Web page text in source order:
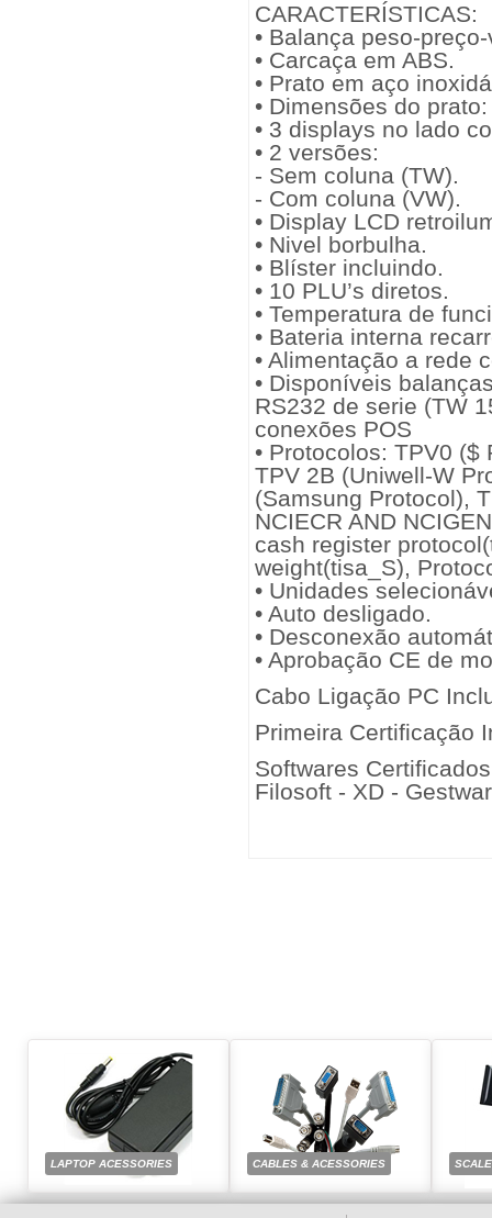
CARACTERÍSTICAS:
• Balança peso-
• Carcaça em ABS.
• Prato em aço
• Dimensões do
• 3 displays no lado
• 2 versões:
- Sem coluna (TW).
- Com coluna (VW).
• Display LCD
• Nivel borbulha.
• Blíster incluindo.
• 10 PLU’s diretos.
• Temperatura de
• Bateria interna
• Alimentação a rede
• Disponíveis
RS232 de serie (TW
conexões POS
• Protocolos: TPV0
TPV 2B (Uniwell-W
(Samsung Protocol),
NCIECR AND
cash register
weight(tisa_S),
• Unidades
• Auto desligado.
• Desconexão
• Aprobação CE de
Cabo Ligação PC
Primeira Certificação
Softwares
Filosoft - XD -
LAPTOP ACESSORIES CABLES & ACESSORIES